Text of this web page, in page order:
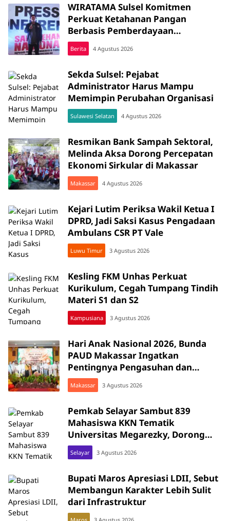
WIRATAMA Sulsel Komitmen
Perkuat Ketahanan Pangan
Berbasis Pemberdayaan
Masyarakat
Berita 4 Agustus 2026
Sekda Sulsel: Pejabat
Administrator Harus Mampu
Memimpin Perubahan Organisasi
Sulawesi Selatan 4 Agustus 2026
Resmikan Bank Sampah Sektoral,
Melinda Aksa Dorong Percepatan
Ekonomi Sirkular di Makassar
Makassar 4 Agustus 2026
Kejari Lutim Periksa Wakil Ketua I
DPRD, Jadi Saksi Kasus Pengadaan
Ambulans CSR PT Vale
Luwu Timur 3 Agustus 2026
Kesling FKM Unhas Perkuat
Kurikulum, Cegah Tumpang Tindih
Materi S1 dan S2
Kampusiana 3 Agustus 2026
Hari Anak Nasional 2026, Bunda
PAUD Makassar Ingatkan
Pentingnya Pengasuhan dan
Karakter Anak
Makassar 3 Agustus 2026
Pemkab Selayar Sambut 839
Mahasiswa KKN Tematik
Universitas Megarezky, Dorong
Sinergi Bangun Desa
Selayar 3 Agustus 2026
Bupati Maros Apresiasi LDII, Sebut
Membangun Karakter Lebih Sulit
dari Infrastruktur